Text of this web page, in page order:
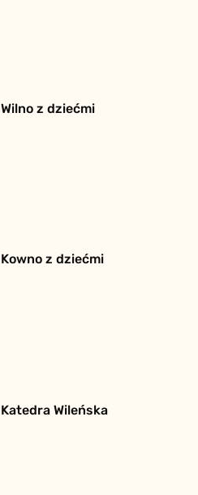
Wilno z dziećmi
Kowno z dziećmi
Katedra Wileńska